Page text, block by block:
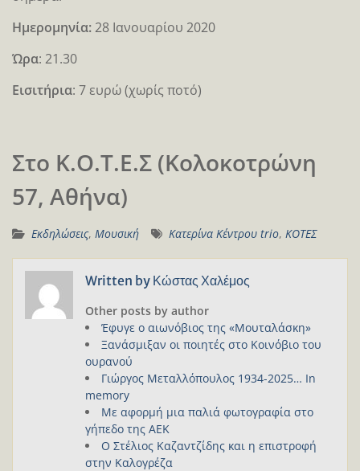
Ημερομηνία:28 Ιανουαρίου 2020
Ώρα: 21.30
Eισιτήρια: 7 ευρώ (χωρίς ποτό)
Στο Κ.Ο.Τ.Ε.Σ (Κολοκοτρώνη
57, Αθήνα)
Εκδηλώσεις, Μουσική Κατερίνα Κέντρου trio, ΚΟΤΕΣ
Written by Κώστας Χαλέμος
Other posts by author
Έφυγε ο αιωνόβιος της «Μουταλάσκη»
Ξανάσμιξαν οι ποιητές στο Κοινόβιο του
ουρανού
Γιώργος Μεταλλόπουλος 1934-2025… In
memory
Με αφορμή μια παλιά φωτογραφία στο
γήπεδο της ΑΕΚ
Ο Στέλιος Καζαντζίδης και η επιστροφή
στην Καλογρέζα